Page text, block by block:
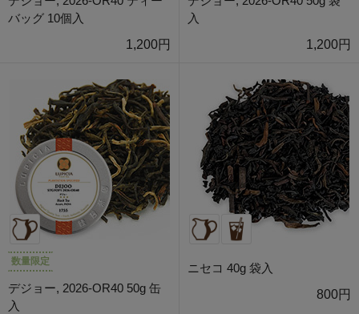
バッグ 10個入
1,200円
入
1,200円
数量限定
デジョー, 2026-OR40 50g 缶
入
ニセコ 40g 袋入
800円